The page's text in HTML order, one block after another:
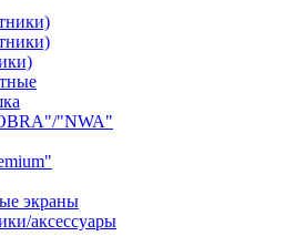
"NWA"
экраны
аксессуары